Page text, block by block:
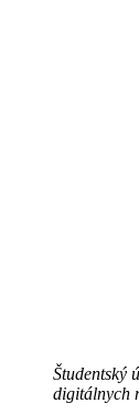
Študentský
digitálnych